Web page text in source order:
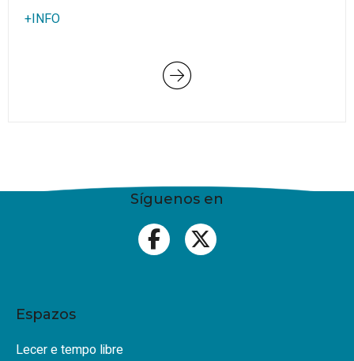
+INFO
Síguenos en
Espazos
Lecer e tempo libre